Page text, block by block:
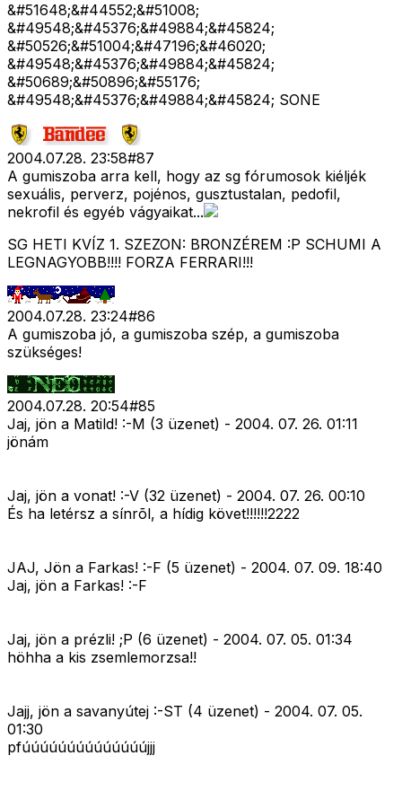
&#51648;&#44552;&#51008;
&#49548;&#45376;&#49884;&#45824;
&#50526;&#51004;&#47196;&#46020;
&#49548;&#45376;&#49884;&#45824;
&#50689;&#50896;&#55176;
&#49548;&#45376;&#49884;&#45824; SONE
2004.07.28. 23:58#87
A gumiszoba arra kell, hogy az sg fórumosok kiéljék
sexuális, perverz, pojénos, gusztustalan, pedofil,
nekrofil és egyéb vágyaikat...
SG HETI KVÍZ 1. SZEZON: BRONZÉREM :P SCHUMI A
LEGNAGYOBB!!!! FORZA FERRARI!!!
2004.07.28. 23:24#86
A gumiszoba jó, a gumiszoba szép, a gumiszoba
szükséges!
2004.07.28. 20:54#85
Jaj, jön a Matild! :-M (3 üzenet) - 2004. 07. 26. 01:11
jönám
Jaj, jön a vonat! :-V (32 üzenet) - 2004. 07. 26. 00:10
És ha letérsz a sínrõl, a hídig követ!!!!!!2222
JAJ, Jön a Farkas! :-F (5 üzenet) - 2004. 07. 09. 18:40
Jaj, jön a Farkas! :-F
Jaj, jön a prézli! ;P (6 üzenet) - 2004. 07. 05. 01:34
höhha a kis zsemlemorzsa!!
Jajj, jön a savanyútej :-ST (4 üzenet) - 2004. 07. 05.
01:30
pfúúúúúúúúúúúúúújjj